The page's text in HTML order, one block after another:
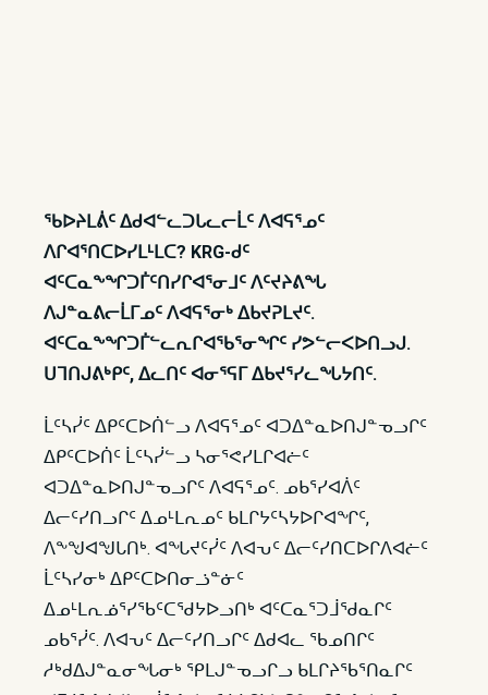
ᖃᐅᔨᒪᕖᑦ ᐃᑯᐊᓪᓚᑐᒐᓚᓕᒫᑦ ᐱᐊᕋᕐᓄᑦ
ᐱᒋᐊᕐᑎᑕᐅᓯᒪᒻᒪᑕ? KRG-ᑯᑦ
ᐊᑦᑕᓇᖕᖏᑐᒦᑦᑎᓯᒋᐊᕐᓂᒧᑦ ᐱᑦᔪᔨᕕᖓ
ᐱᒍᓐᓇᕕᓕᒫᒥᓄᑦ ᐱᐊᕋᕐᓂᒃ ᐃᑲᔪᕈᒪᔪᑦ.
ᐊᑦᑕᓇᖕᖏᑐᒦᓪᓚᕆᒋᐊᖃᕐᓂᖏᑦ ᓯᕗᓪᓕᐸᐅᑎᓗᒍ.
ᑌᒣᑎᒍᕕᒃᑭᑦ, ᐃᓚᑎᑦ ᐊᓂᕐᕋᒥ ᐃᑲᔪᕐᓯᓚᖓᔭᑎᑦ.
ᒫᑦᓴᓰᑦ ᐃᑭᑦᑕᐅᑏᓪᓗ ᐱᐊᕋᕐᓄᑦ ᐊᑐᐃᓐᓇᐅᑎᒍᓐᓀᓗᒋᑦ
ᐃᑭᑦᑕᐅᑏᑦ ᒫᑦᓴᓰᓪᓗ ᓴᓂᕐᕙᓯᒪᒋᐊᓖᑦ
ᐊᑐᐃᓐᓇᐅᑎᒍᓐᓀᓗᒋᑦ ᐱᐊᕋᕐᓄᑦ. ᓄᑲᕐᓯᐊᐲᑦ
ᐃᓕᑦᓯᑎᓗᒋᑦ ᐃᓄᒻᒪᕆᓄᑦ ᑲᒪᒋᔭᑦᓴᔭᐅᒋᐊᖏᑦ,
ᐱᖕᖑᐊᖑᒐᑎᒃ. ᐊᖓᔪᑦᓰᑦ ᐱᐊᕃᑦ ᐃᓕᑦᓯᑎᑕᐅᒋᐱᐊᓖᑦ
ᒫᑦᓴᓯᓂᒃ ᐃᑭᑦᑕᐅᑎᓂᓘᓐᓃᑦ
ᐃᓄᒻᒪᕆᓅᕐᓯᖃᑦᑕᖁᔭᐅᓗᑎᒃ ᐊᑦᑕᓇᕐᑐᒨᖁᓇᒋᑦ
ᓄᑲᕐᓰᑦ. ᐱᐊᕃᑦ ᐃᓕᑦᓯᑎᓗᒋᑦ ᐃᑯᐊᓚ ᖃᓄᑎᒋᑦ
ᓱᒃᑯᐃᒍᓐᓇᓂᖓᓂᒃ ᕿᒪᒍᓐᓀᓗᒋᓗ ᑲᒪᒋᔨᖃᕐᑎᓇᒋᑦ